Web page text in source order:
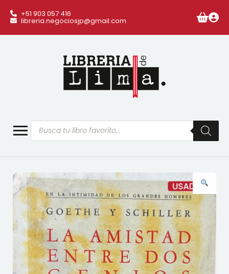
+51 903 057 416
libreria.negociosjp@gmail.com
Búsqueda
de
productos